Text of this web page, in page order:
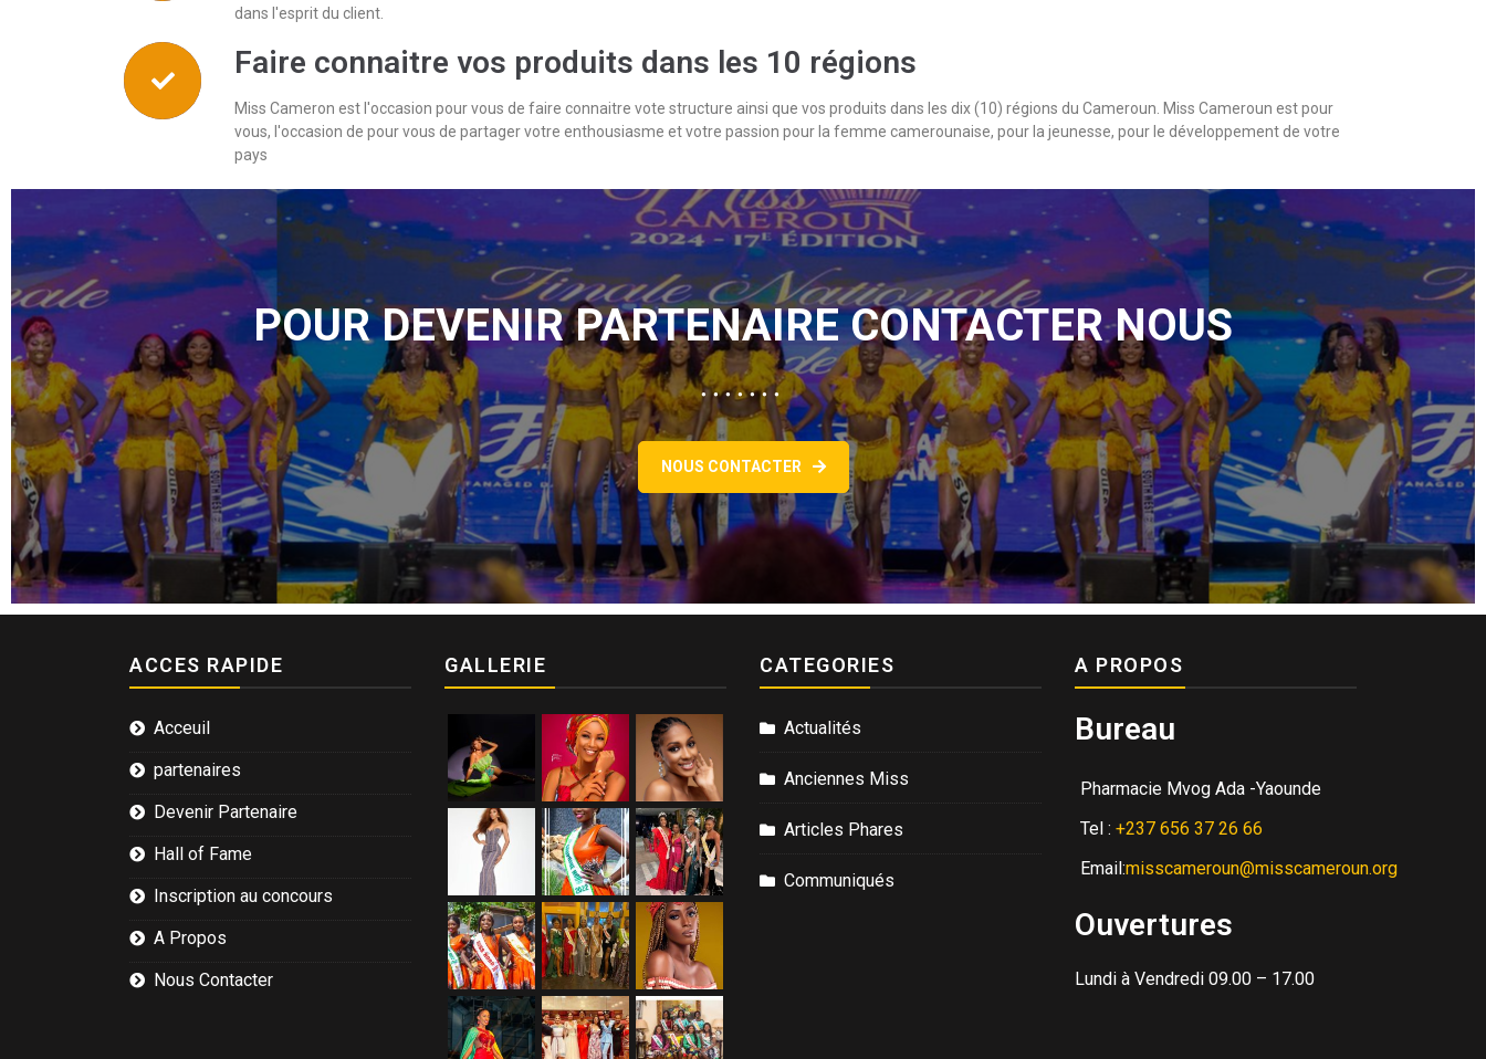
dans l'esprit du client.
Faire connaitre vos produits dans les 10 régions
Miss Cameron est l'occasion pour vous de faire connaitre vote structure ainsi que vos produits dans les dix (10) régions du Cameroun. Miss Cameroun est pour
vous, l'occasion de pour vous de partager votre enthousiasme et votre passion pour la femme camerounaise, pour la jeunesse, pour le développement de votre
pays
POUR DEVENIR PARTENAIRE CONTACTER NOUS
NOUS CONTACTER
ACCES RAPIDE
Acceuil
partenaires
Devenir Partenaire
Hall of Fame
Inscription au concours
A Propos
Nous Contacter
GALLERIE CATEGORIES
Actualités
Anciennes Miss
Articles Phares
Communiqués
A PROPOS
Bureau
Pharmacie Mvog Ada -Yaounde
Tel : +237 656 37 26 66
Email:misscameroun@misscameroun.org
Ouvertures
Lundi à Vendredi 09.00 – 17.00